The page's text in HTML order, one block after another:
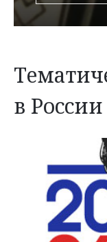
в России